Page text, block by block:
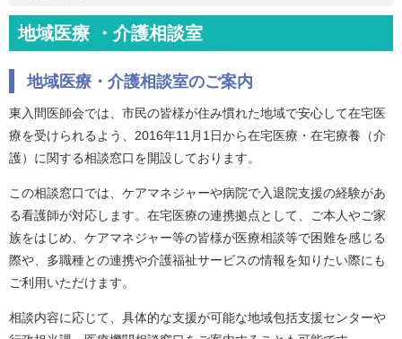
地域医療 ・介護相談室
地域医療・介護相談室のご案内
東入間医師会では、市民の皆様が住み慣れた地域で安心して在宅医
療を受けられるよう、2016年11月1日から在宅医療・在宅療養（介
護）に関する相談窓口を開設しております。
この相談窓口では、ケアマネジャーや病院で入退院支援の経験があ
る看護師が対応します。在宅医療の連携拠点として、ご本人やご家
族をはじめ、ケアマネジャー等の皆様が医療相談等で困難を感じる
際や、多職種との連携や介護福祉サービスの情報を知りたい際にも
ご利用いただけます。
相談内容に応じて、具体的な支援が可能な地域包括支援センターや